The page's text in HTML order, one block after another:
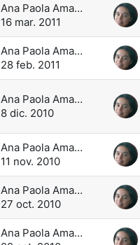
Ana Paola Amadeo
16 mar. 2011
Ana Paola Amadeo
28 feb. 2011
Ana Paola Amadeo
8 dic. 2010
Ana Paola Amadeo
11 nov. 2010
Ana Paola Amadeo
27 oct. 2010
Ana Paola Amadeo